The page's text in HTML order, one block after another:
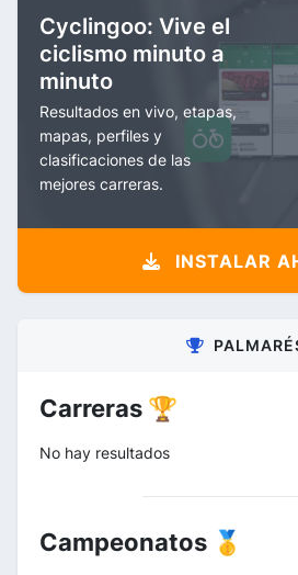
Cyclingoo: Vive el
ciclismo minuto a
minuto
Resultados en vivo, etapas,
mapas, perfiles y
clasificaciones de las
mejores carreras.
INSTALAR
Carreras 🏆
No hay resultados
Campeonatos 🥇